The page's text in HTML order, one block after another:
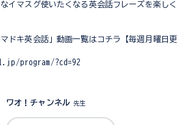
イマスグ使いたくなる英会話フレーズを楽しく
ドキ英会話」動画一覧はコチラ【毎週月曜日更
program/?cd=92
ワオ！チャンネル 先生